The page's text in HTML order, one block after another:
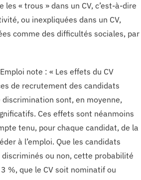
les « trous » dans un CV, c’est-à-dire
ou inexpliquées dans un CV,
comme des difficultés sociales, par
note : « Les effets du CV
de recrutement des candidats
sont, en moyenne,
Ces effets sont néanmoins
tenu, pour chaque candidat, de la
à l’emploi. Que les candidats
ou non, cette probabilité
%, que le CV soit nominatif ou